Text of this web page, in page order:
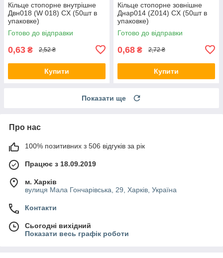
Кільце стопорне внутрішне
Двн018 (W 018) CX (50шт в
упаковке)
Готово до відправки
0,63 ₴ 2,52 ₴
Купити
Кільце стопорне зовнішне
Днар014 (Z014) CX (50шт в
упаковке)
Готово до відправки
0,68 ₴ 2,72 ₴
Купити
Показати ще
Про нас
100% позитивних з 506 відгуків за рік
Працює з 18.09.2019
м. Харків
вулиця Мала Гончарівська, 29, Харків, Україна
Контакти
Сьогодні вихідний
Показати весь графік роботи